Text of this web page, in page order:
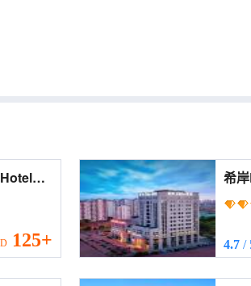
125+
希
店) (XANA Deluxe Hotel (Tianjin Friendship
4.7/